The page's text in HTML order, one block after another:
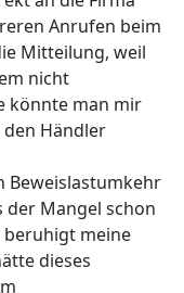
Anrufen beim
Mitteilung, weil
nicht
könnte man mir
Händler
Beweislastumkehr
der Mangel schon
beruhigt meine
dieses